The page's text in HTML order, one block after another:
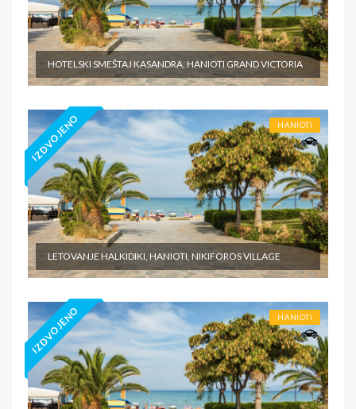
HOTELSKI SMEŠTAJ KASANDRA, HANIOTI GRAND VICTORIA
IZDVOJENO HANIOTI
LETOVANJE HALKIDIKI, HANIOTI, NIKIFOROS VILLAGE
IZDVOJENO HANIOTI